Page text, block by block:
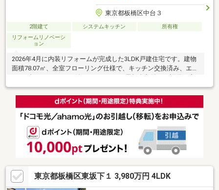
東京都板橋区中台３
2階建て システムキッチン
所有権
リフォームリノベーシ
ョン
2026年4月に内装リフォームが完成した3LDK戸建住宅です。建物
面積78.07㎡、全室フローリング仕様で、キッチン交換済み、エア
実しています。スーパーやコンビニ、小・中学校も徒歩圏内で生
活利便性も良好。空家につきご希望日時でご内覧いただけます。
価格を抑えて戸建住宅をご検討の方にもおすすめです。※原則と
して再建築はできません。
東京都板橋区東坂下１ 3,980万円 4LDK